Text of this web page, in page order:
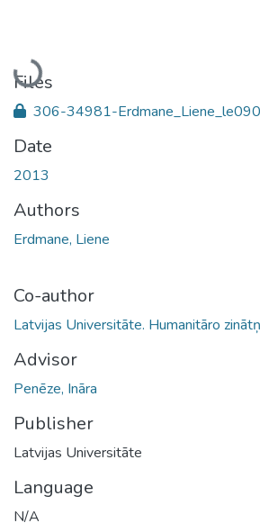
Loading...
Files
306-34981-
Date
2013
Authors
Erdmane, Liene
Co-author
Latvijas Universitāte. Humanitāro
Advisor
Penēze, Ināra
Publisher
Latvijas Universitāte
Language
N/A